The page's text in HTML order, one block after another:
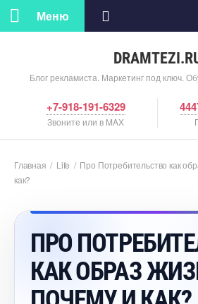
Блог рекламиста. Маркетинг под ключ.
Меню
+7-918-191-6329
Звоните или в MAX
Главная / Life / Про Потребительство как
как?
ПРО
КАК ОБРАЗ